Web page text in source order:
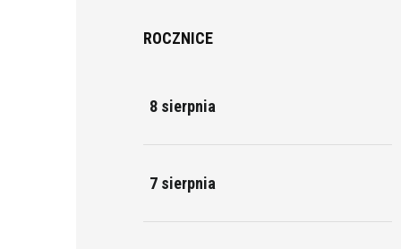
ROCZNICE
8 sierpnia
7 sierpnia